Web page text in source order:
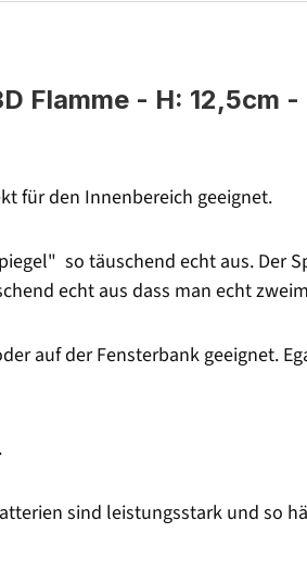
Flamme - H: 12,5cm
für den Innenbereich geeignet.
so täuschend echt aus. Der
echt aus dass man echt
auf der Fensterbank geeignet.
sind leistungsstark und so